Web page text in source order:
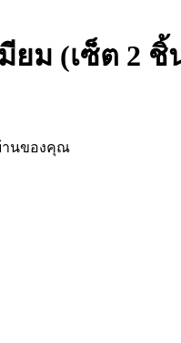
ม (เซ็ต 2 ชิ้
านของคุณ